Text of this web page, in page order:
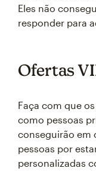
Eles não
responder para
Ofertas
Faça com que
como pessoas
conseguirão em
pessoas por
personalizadas